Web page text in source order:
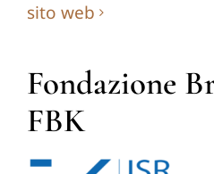
sito web
Fondazione
FBK